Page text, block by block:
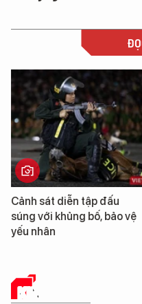
Hình ảnh đầu tiên về siêu
tàu sân bay USS George
Washington vừa đến Đà
KINH TẾ SỐ